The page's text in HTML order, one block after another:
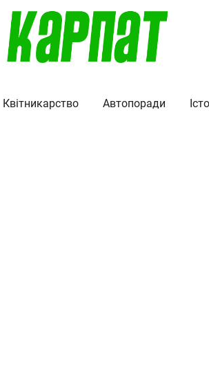
Квітникарство Автопоради